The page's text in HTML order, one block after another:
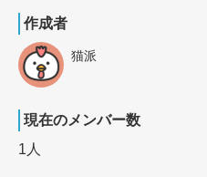
作成者
猫派
現在のメンバー数
1人